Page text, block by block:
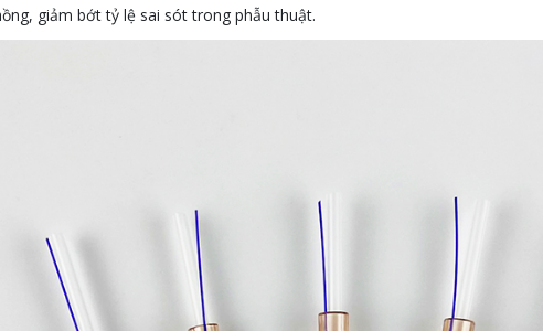
giảm bớt tỷ lệ sai sót trong phẫu thuật.